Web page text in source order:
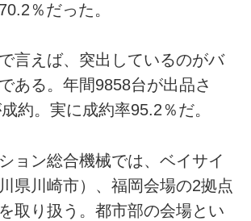
％だった。
言えば、突出しているのがバ
ある。年間9858台が出品さ
約。実に成約率95.2％だ。
ョン総合機械では、ベイサイ
県川崎市）、福岡会場の2拠点
取り扱う。都市部の会場とい